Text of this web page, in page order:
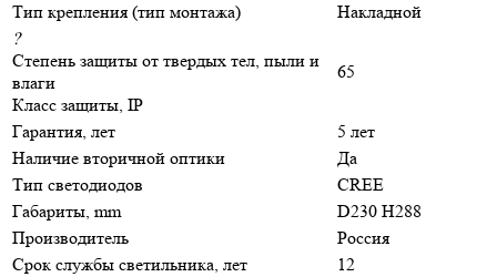
Тип крепления (тип монтажа)
Накладной
?
Степень защиты от твердых тел, пыли и
влаги
Класс защиты, IP
65
Гарантия, лет
5 лет
Наличие вторичной оптики
Да
Тип светодиодов
CREE
Габариты, mm
D230 H288
Производитель
Россия
Срок службы светильника, лет
12